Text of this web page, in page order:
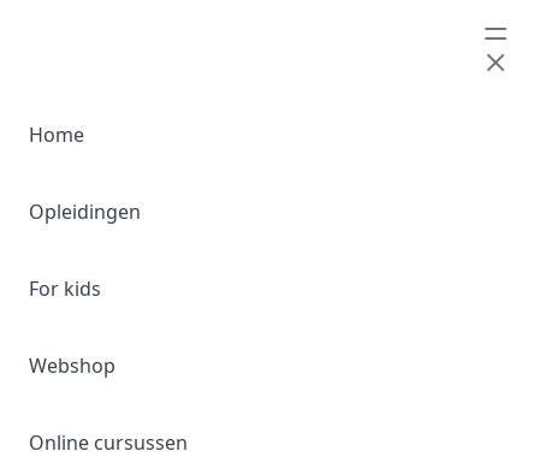
Home
Opleidingen
For kids
Webshop
Online cursussen
S2 E17: Waarom zwemmen zo